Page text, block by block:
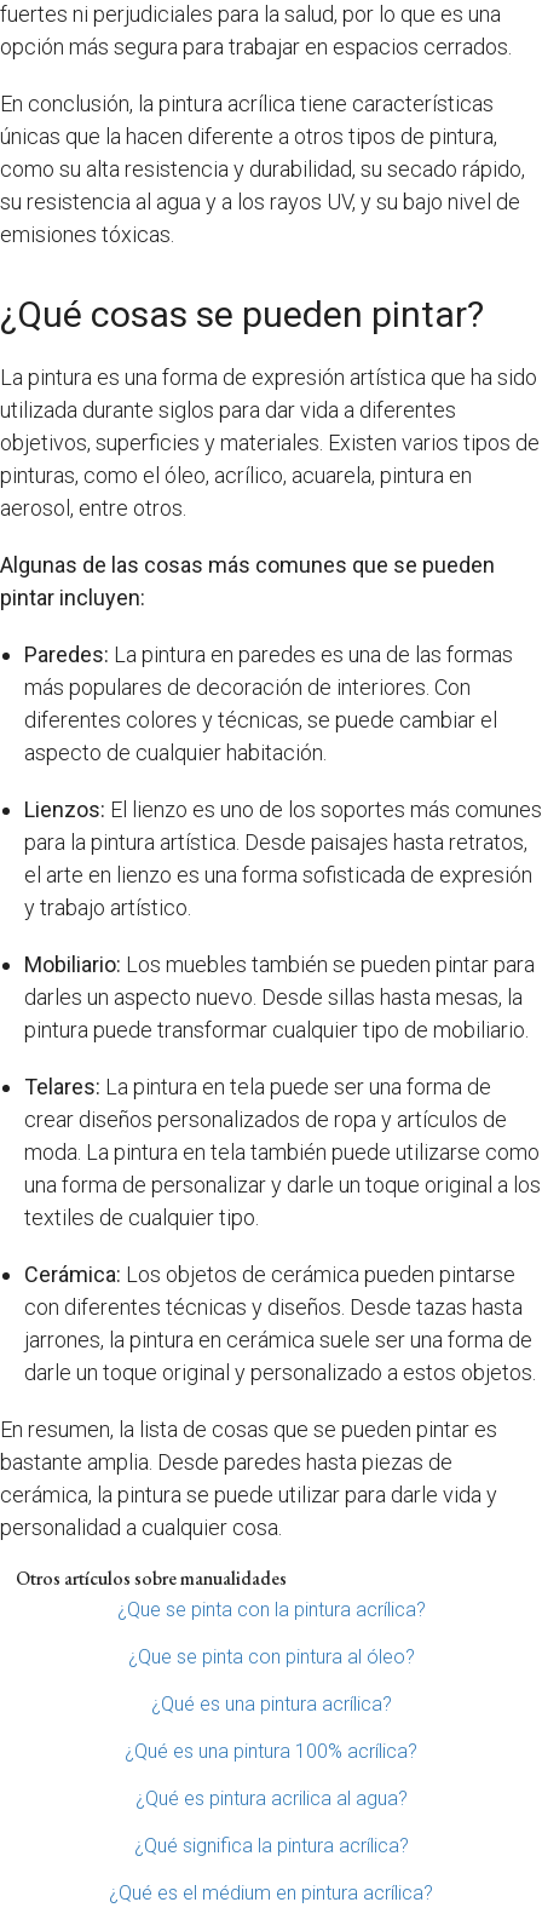
fuertes ni perjudiciales para la salud, por lo que es una
opción más segura para trabajar en espacios cerrados.
En conclusión, la pintura acrílica tiene características
únicas que la hacen diferente a otros tipos de pintura,
como su alta resistencia y durabilidad, su secado rápido,
su resistencia al agua y a los rayos UV, y su bajo nivel de
emisiones tóxicas.
¿Qué cosas se pueden pintar?
La pintura es una forma de expresión artística que ha sido
utilizada durante siglos para dar vida a diferentes
objetivos, superficies y materiales. Existen varios tipos de
pinturas, como el óleo, acrílico, acuarela, pintura en
aerosol, entre otros.
Algunas de las cosas más comunes que se pueden
pintar incluyen:
Paredes: La pintura en paredes es una de las formas
más populares de decoración de interiores. Con
diferentes colores y técnicas, se puede cambiar el
aspecto de cualquier habitación.
Lienzos: El lienzo es uno de los soportes más comunes
para la pintura artística. Desde paisajes hasta retratos,
el arte en lienzo es una forma sofisticada de expresión
y trabajo artístico.
Mobiliario: Los muebles también se pueden pintar para
darles un aspecto nuevo. Desde sillas hasta mesas, la
pintura puede transformar cualquier tipo de mobiliario.
Telares: La pintura en tela puede ser una forma de
crear diseños personalizados de ropa y artículos de
moda. La pintura en tela también puede utilizarse como
una forma de personalizar y darle un toque original a los
textiles de cualquier tipo.
Cerámica: Los objetos de cerámica pueden pintarse
con diferentes técnicas y diseños. Desde tazas hasta
jarrones, la pintura en cerámica suele ser una forma de
darle un toque original y personalizado a estos objetos.
En resumen, la lista de cosas que se pueden pintar es
bastante amplia. Desde paredes hasta piezas de
cerámica, la pintura se puede utilizar para darle vida y
personalidad a cualquier cosa.
Otros artículos sobre manualidades
¿Que se pinta con la pintura acrílica?
¿Que se pinta con pintura al óleo?
¿Qué es una pintura acrílica?
¿Qué es una pintura 100% acrílica?
¿Qué es pintura acrilica al agua?
¿Qué significa la pintura acrílica?
¿Qué es el médium en pintura acrílica?